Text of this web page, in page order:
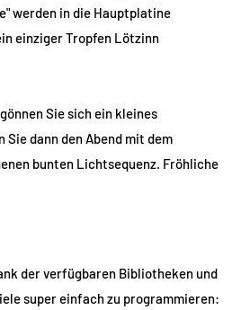
werden in die Hauptplatine
einziger Tropfen Lötzinn
Sie sich ein kleines
Sie dann den Abend mit dem
bunten Lichtsequenz. Fröhliche
der verfügbaren Bibliotheken und
super einfach zu programmieren: